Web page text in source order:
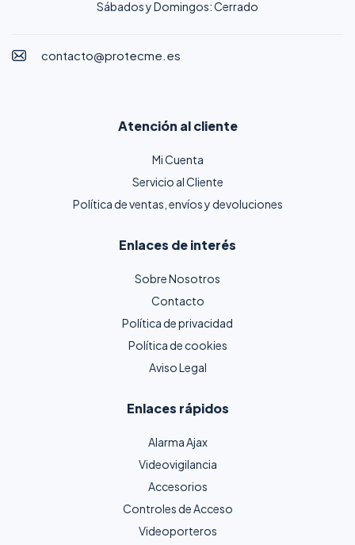
Sábados y Domingos: Cerrado
contacto@protecme.es
Atención al cliente
Mi Cuenta
Servicio al Cliente
Política de ventas, envíos y devoluciones
Enlaces de interés
Sobre Nosotros
Contacto
Política de privacidad
Política de cookies
Aviso Legal
Enlaces rápidos
Alarma Ajax
Videovigilancia
Accesorios
Controles de Acceso
Videoporteros